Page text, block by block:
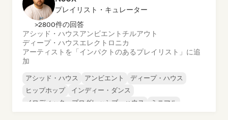
プレイリスト・キュレーター
>2800件の回答
アシッド・ハウスアンビエント チルアウト
ディープ・ハウスエレクトロニカ
アーティストを「インパクトのあるプレイリスト」に追
加
アシッド・ハウス アンビエント
ディープ・ハウス
ヒップホップ
インディー・ダンス
メロディック・プログレッシブ・ハウス
ミニマル